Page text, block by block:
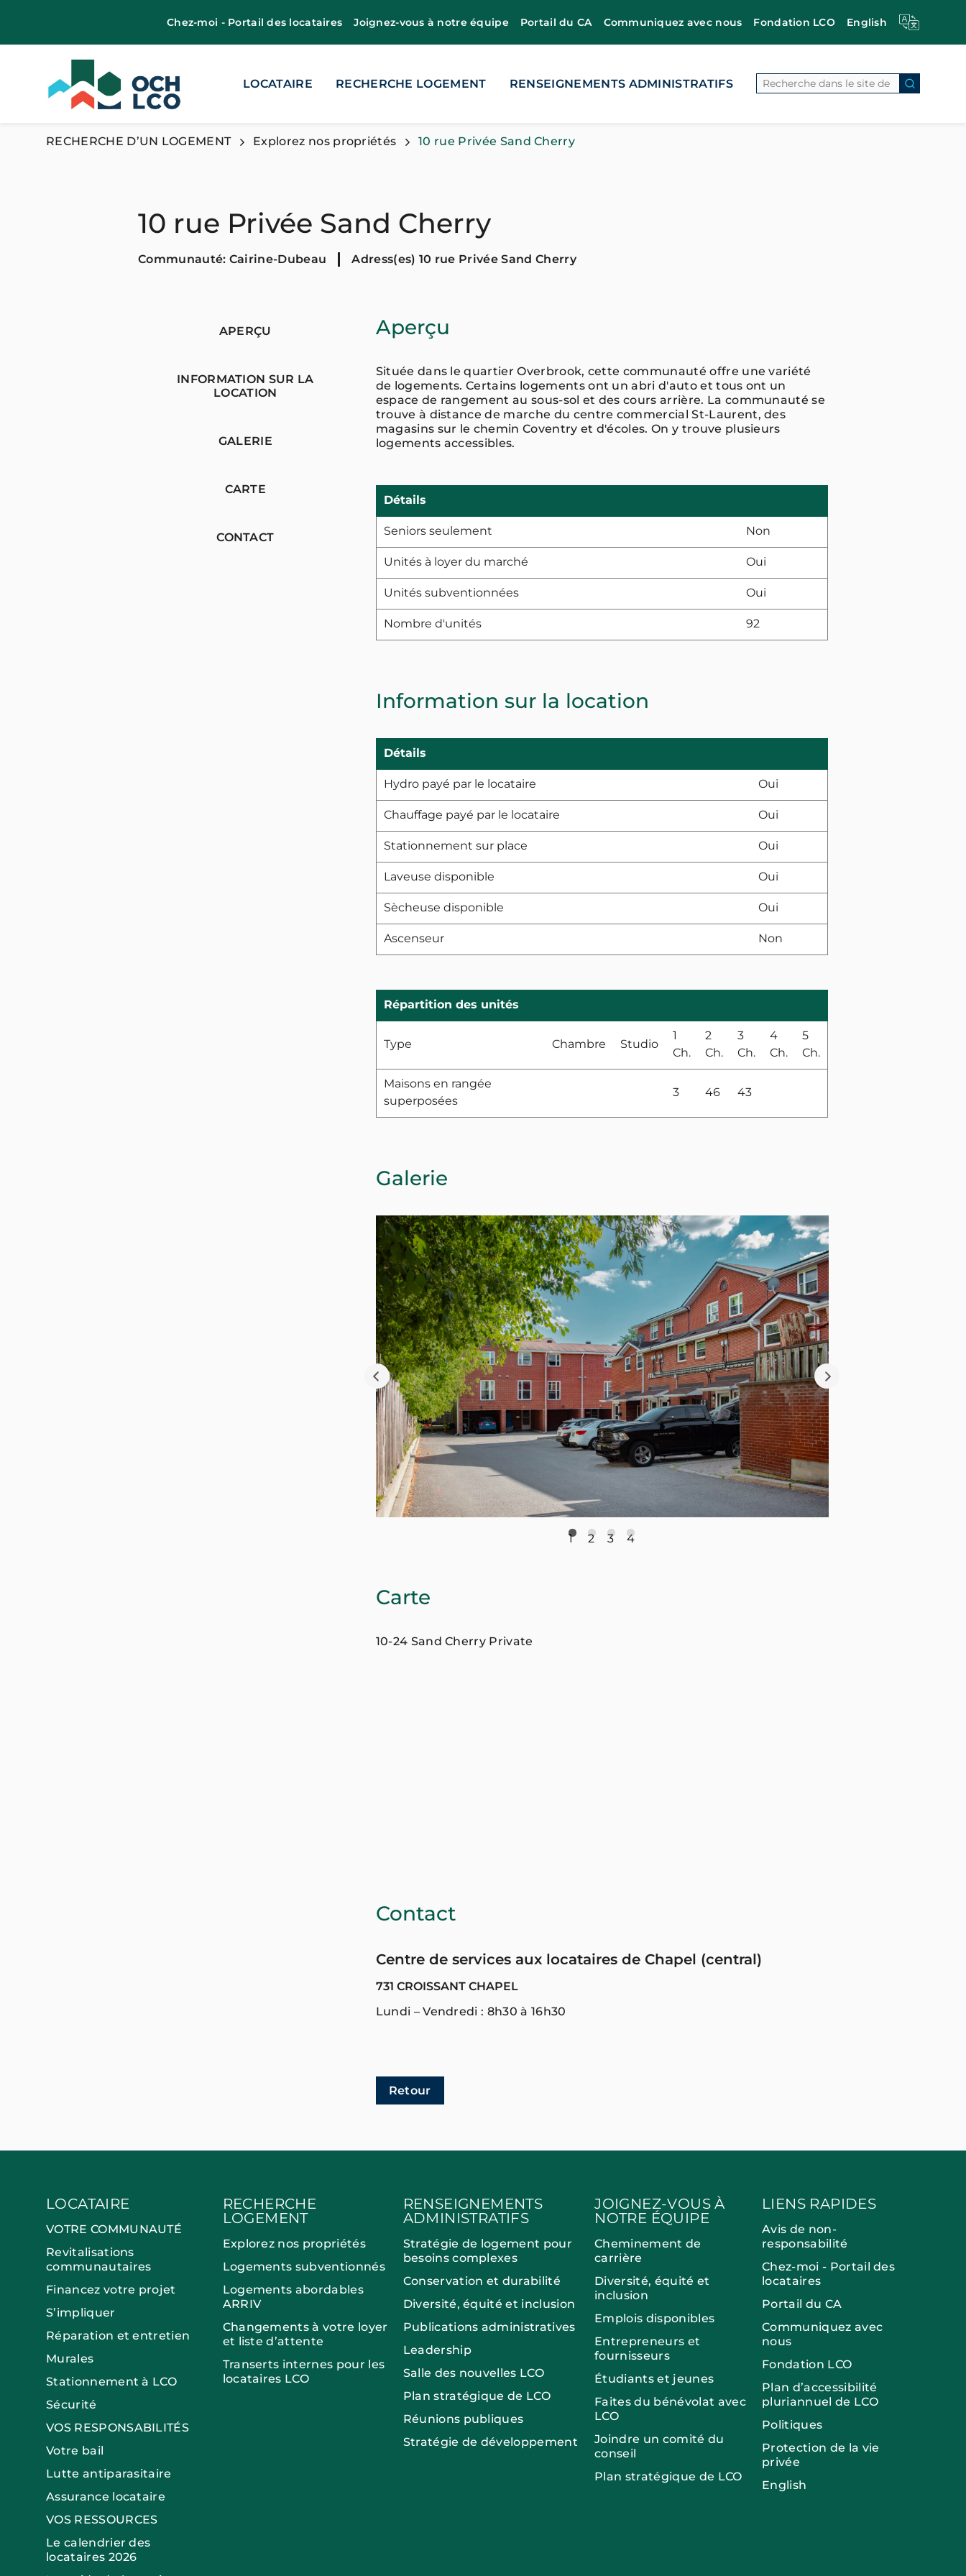
Chez-moi - Portail des locataires Joignez-vous à notre équipe Portail du CA Communiquez avec nous Fondation LCO English
LOCATAIRE RECHERCHE LOGEMENT RENSEIGNEMENTS ADMINISTRATIFS Search
Search
RECHERCHE D’UN LOGEMENT Explorez nos propriétés 10 rue Privée Sand Cherry
10 rue Privée Sand Cherry
Communauté: Cairine-Dubeau Adress(es) 10 rue Privée Sand Cherry
APERÇU
INFORMATION SUR LA
LOCATION
GALERIE
CARTE
CONTACT
Aperçu
Située dans le quartier Overbrook, cette communauté offre une variété
de logements. Certains logements ont un abri d'auto et tous ont un
espace de rangement au sous-sol et des cours arrière. La communauté se
trouve à distance de marche du centre commercial St-Laurent, des
magasins sur le chemin Coventry et d'écoles. On y trouve plusieurs
logements accessibles.
Détails
Seniors seulement Non
Unités à loyer du marché Oui
Unités subventionnées Oui
Nombre d'unités 92
Information sur la location
Détails
Hydro payé par le locataire Oui
Chauffage payé par le locataire Oui
Stationnement sur place Oui
Laveuse disponible Oui
Sècheuse disponible Oui
Ascenseur Non
Répartition des unités
Type Chambre Studio
1
Ch.
2
Ch.
3
Ch.
4
Ch.
5
Ch.
Maisons en rangée
superposées
3 46 43
Galerie
1 2 3 4
Carte
10-24 Sand Cherry Private
Contact
Centre de services aux locataires de Chapel (central)
731 CROISSANT CHAPEL
Lundi – Vendredi : 8h30 à 16h30
Retour
LOCATAIRE
VOTRE COMMUNAUTÉ
Revitalisations
communautaires
Financez votre projet
S’impliquer
Réparation et entretien
Murales
Stationnement à LCO
Sécurité
VOS RESPONSABILITÉS
Votre bail
Lutte antiparasitaire
Assurance locataire
VOS RESSOURCES
Le calendrier des
locataires 2026
RECHERCHE
LOGEMENT
Explorez nos propriétés
Logements subventionnés
Logements abordables
ARRIV
Changements à votre loyer
et liste d’attente
Transerts internes pour les
locataires LCO
RENSEIGNEMENTS
ADMINISTRATIFS
Stratégie de logement pour
besoins complexes
Conservation et durabilité
Diversité, équité et inclusion
Publications administratives
Leadership
Salle des nouvelles LCO
Plan stratégique de LCO
Réunions publiques
Stratégie de développement
JOIGNEZ-VOUS À
NOTRE ÉQUIPE
Cheminement de
carrière
Diversité, équité et
inclusion
Emplois disponibles
Entrepreneurs et
fournisseurs
Étudiants et jeunes
Faites du bénévolat avec
LCO
Joindre un comité du
conseil
Plan stratégique de LCO
LIENS RAPIDES
Avis de non-
responsabilité
Chez-moi - Portail des
locataires
Portail du CA
Communiquez avec
nous
Fondation LCO
Plan d’accessibilité
pluriannuel de LCO
Politiques
Protection de la vie
privée
English